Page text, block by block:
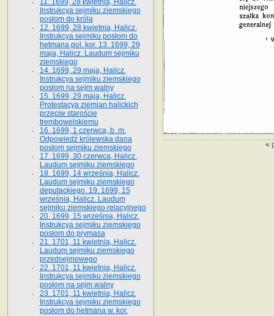
«
11. 1699, 28 kwietnia, Halicz.
Instrukcya sejmiku ziemskiego
posłom do króla
12. 1699, 28 kwietnia, Halicz.
Instrukcya sejmiku posłom do
hetmana pol. kor. 13. 1699, 29
maja, Halicz. Laudum sejmiku
ziemskiego
14. 1699, 29 maja, Halicz.
Instrukcya sejmiku ziemskiego
posłom na sejm walny
15. 1699, 29 maja, Halicz.
Protestacya ziemian halickich
przeciw staroście
trembowelskiemu
16. 1699, 1 czerwca, b. m.
Odpowiedź królewska dana
posłom sejmiku ziemskiego
17. 1699, 30 czerwca, Halicz.
Laudum sejmiku ziemskiego
18. 1699, 14 września, Halicz.
Laudum sejmiku ziemskiego
deputackiego. 19. 1699, 15
września, Halicz. Laudum
sejmiku ziemskiego relacyjnego
20. 1699, 15 września, Halicz.
Instrukcya sejmiku ziemskiego
posłom do prymasa
21. 1701, 11 kwietnia, Halicz.
Laudum sejmiku ziemskiego
przedsejmowego
22. 1701, 11 kwietnia, Halicz.
Instrukcya sejmiku ziemskiego
posłom na sejm walny
23. 1701, 11 kwietnia, Halicz.
Instrukcya sejmiku ziemskiego
posłom do hetmana w. kor.